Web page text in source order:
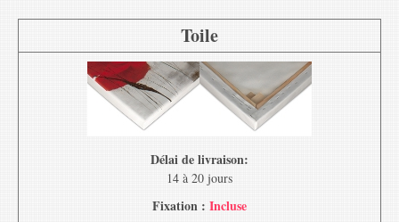
Toile
Délai de livraison:
14 à 20 jours
Fixation : Incluse